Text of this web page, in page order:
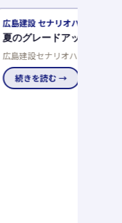
アイ工務店
アイが強めの凪咲先生！
アイ工務店の新CMに渋谷凪咲
りやすく解説。来場者には凪
続きを読む →